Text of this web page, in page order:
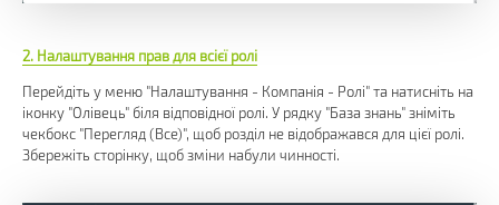
2. Налаштування прав для всієї ролі
Перейдіть у меню "Налаштування - Компанія - Ролі" та натисніть на
іконку "Олівець" біля відповідної ролі. У рядку "База знань" зніміть
чекбокс "Перегляд (Все)", щоб розділ не відображався для цієї ролі.
Збережіть сторінку, щоб зміни набули чинності.